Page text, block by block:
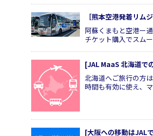
［熊本空港発着リム
阿蘇くまもと空港ー
チケット購入でスム
[JAL MaaS 北海道で
北海道へご旅行の方
時間も有効に使え、
[大阪への移動はJAL